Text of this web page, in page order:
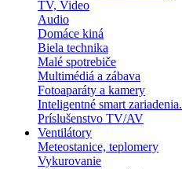
TV, Video
Audio
Domáce kiná
Biela technika
Malé spotrebiče
Multimédiá a zábava
Fotoaparáty a kamery
Inteligentné smart zariadenia.
Príslušenstvo TV/AV
Ventilátory
Meteostanice, teplomery
Vykurovanie